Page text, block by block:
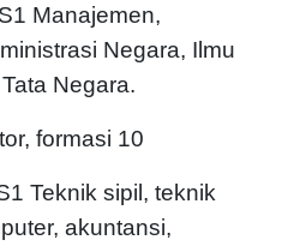
Manajemen,
Negara, Ilmu
Negara.
formasi 10
Teknik sipil, teknik
akuntansi,